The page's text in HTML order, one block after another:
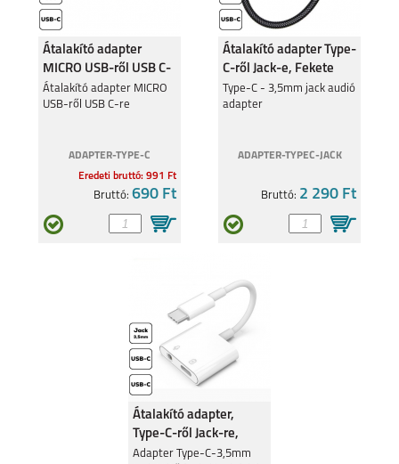
Átalakító adapter
MICRO USB-ről USB C-
re
Átalakító adapter MICRO
USB-ről USB C-re
ADAPTER-TYPE-C
Eredeti bruttó: 991 Ft
Bruttó: 690 Ft
Átalakító adapter Type-
C-ről Jack-e, Fekete
Type-C - 3,5mm jack audió
adapter
ADAPTER-TYPEC-JACK
Bruttó: 2 290 Ft
Átalakító adapter,
Type-C-ről Jack-re,
Fehér
Adapter Type-C-3,5mm